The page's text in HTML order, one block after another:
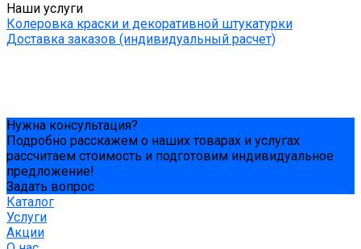
Наши услуги
Колеровка краски и декоративной штукатурки
Доставка заказов (индивидуальный расчет)
Нужна консультация?
Подробно расскажем о наших товарах и услугах
рассчитаем стоимость и подготовим индивидуальное
предложение!
Задать вопрос
Каталог
Услуги
Акции